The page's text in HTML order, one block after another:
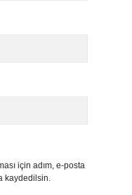
için adım, e-posta
kaydedilsin.